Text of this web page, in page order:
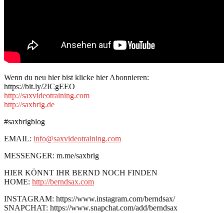
Wenn du neu hier bist klicke hier Abonnieren:
https://bit.ly/2ICgEEO
http://saxvideotraining.com
http://saxbrig.de
#saxbrigblog
EMAIL: info@saxvideotraining.com
MESSENGER: m.me/saxbrig
HIER KÖNNT IHR BERND NOCH FINDEN
HOME: http://berndsax.com
INSTAGRAM: https://www.instagram.com/berndsax/
SNAPCHAT: https://www.snapchat.com/add/berndsax